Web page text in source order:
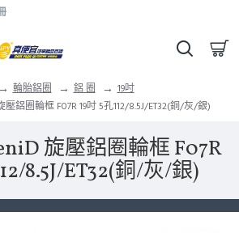
輪胎鋁圈 鋁 圈
19吋
鋁圈輪框 F07R 19吋 5孔112/8.5J/ET32(銅/灰/銀)
旋壓鋁圈輪框 F07R
8.5J/ET32(銅/灰/銀)